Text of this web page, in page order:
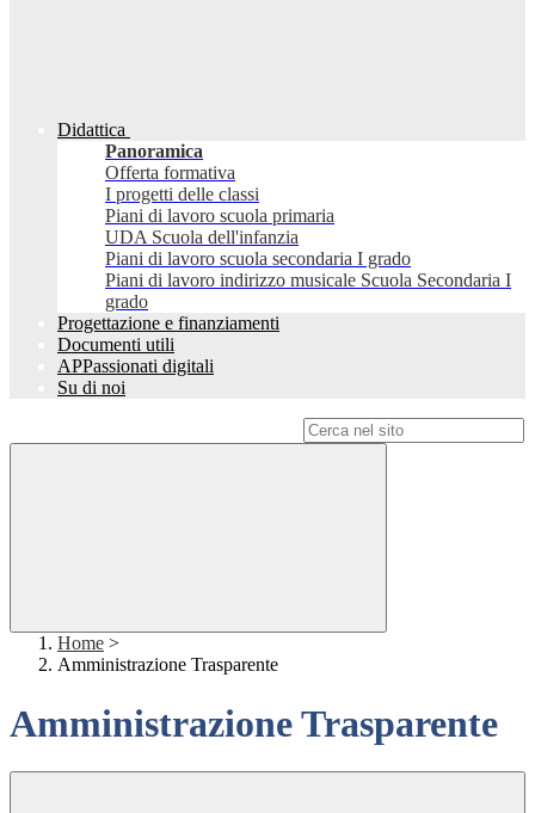
Didattica
Panoramica
Offerta formativa
I progetti delle classi
Piani di lavoro scuola primaria
UDA Scuola dell'infanzia
Piani di lavoro scuola secondaria I grado
Piani di lavoro indirizzo musicale Scuola Secondaria I
grado
Progettazione e finanziamenti
Documenti utili
APPassionati digitali
Su di noi
Home >
Amministrazione Trasparente
Amministrazione Trasparente